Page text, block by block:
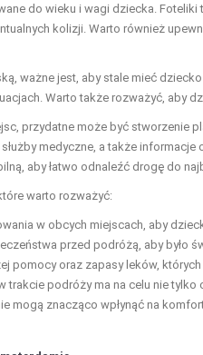
do wieku i wagi dziecka.
kolizji. Warto również
ważne jest, aby stale mieć
Warto także rozważyć, aby
przydatne może być stworzenie
medyczne, a także
aby łatwo odnaleźć drogę do
warto rozważyć:
w obcych miejscach, aby
przed podróżą, aby było
pomocy oraz zapasy leków,
trakcie podróży ma na celu nie
mogą znacząco wpłynąć na